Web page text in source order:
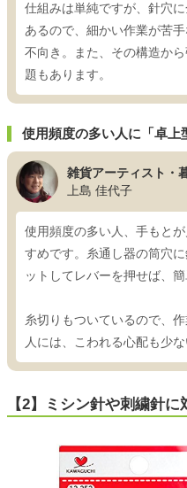
仕組みは単純ですが、針穴
あるので、細かい作業が苦
不向き。また、その構造か
題もあります。
使用頻度の多い人に「卓上
雑貨アーティスト・
上島 佳代子
使用頻度の多い人、手もと
すめです。糸通し器の筒穴
ットしてレバーを押せば、
糸切りもついているので、
人には、こわれる心配も少
【2】ミシン針や刺繍針